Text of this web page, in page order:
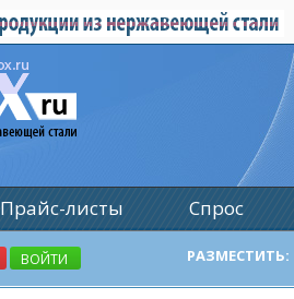
Прайс-листы
Спрос
ВОЙТИ РАЗМЕСТИТЬ: